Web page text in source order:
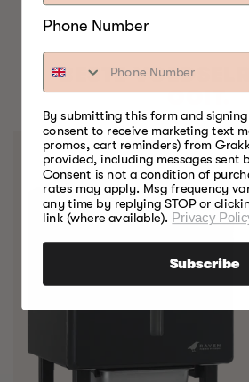
BESTE
OOIT.
Phone Number
By submitting this form and
consent to receive marketing text
promos, cart reminders) from
provided, including messages sent
Consent is not a condition of
rates may apply. Msg frequency
any time by replying STOP or
link (where available). Privacy
Subscribe